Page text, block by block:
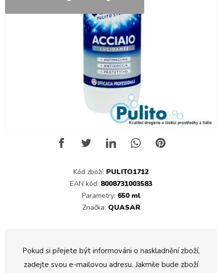
Kód zboží: PULITO1712
EAN kód: 8008731003583
Parametry: 650 ml
Značka: QUASAR
Pokud si přejete být informováni o naskladnění zboží,
zadejte svou e-mailovou adresu. Jakmile bude zboží